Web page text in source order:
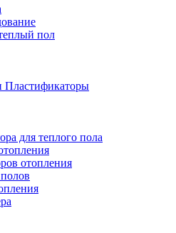
пол
Пластификаторы
для теплого пола
отопления